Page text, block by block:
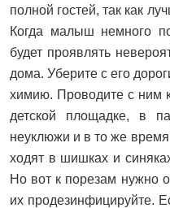
полной гостей, так как
Когда малыш немного
будет проявлять
дома. Уберите с его
химию. Проводите с ним
детской площадке, в
неуклюжи и в то же
ходят в шишках и
Но вот к порезам нужно
их продезинфицируйте.